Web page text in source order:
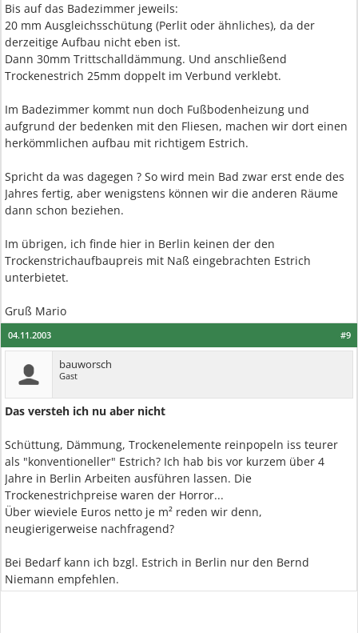
Bis auf das Badezimmer jeweils:
20 mm Ausgleichsschütung (Perlit oder ähnliches), da der
derzeitige Aufbau nicht eben ist.
Dann 30mm Trittschalldämmung. Und anschließend
Trockenestrich 25mm doppelt im Verbund verklebt.
Im Badezimmer kommt nun doch Fußbodenheizung und
aufgrund der bedenken mit den Fliesen, machen wir dort einen
herkömmlichen aufbau mit richtigem Estrich.
Spricht da was dagegen ? So wird mein Bad zwar erst ende des
Jahres fertig, aber wenigstens können wir die anderen Räume
dann schon beziehen.
Im übrigen, ich finde hier in Berlin keinen der den
Trockenstrichaufbaupreis mit Naß eingebrachten Estrich
unterbietet.
Gruß Mario
#9
04.11.2003
bauworsch
Gast
Das versteh ich nu aber nicht
Schüttung, Dämmung, Trockenelemente reinpopeln iss teurer
als "konventioneller" Estrich? Ich hab bis vor kurzem über 4
Jahre in Berlin Arbeiten ausführen lassen. Die
Trockenestrichpreise waren der Horror...
Über wieviele Euros netto je m² reden wir denn,
neugierigerweise nachfragend?
Bei Bedarf kann ich bzgl. Estrich in Berlin nur den Bernd
Niemann empfehlen.